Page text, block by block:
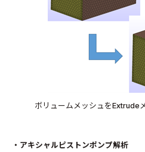
ボリュームメッシュをExtrude
・アキシャルピストンポンプ解析